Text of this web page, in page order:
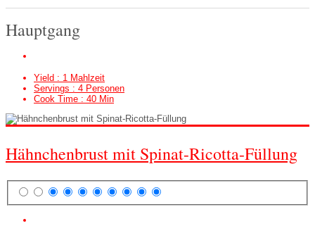
Hauptgang
Yield : 1 Mahlzeit
Servings : 4 Personen
Cook Time : 40 Min
Hähnchenbrust mit Spinat-Ricotta-Füllung